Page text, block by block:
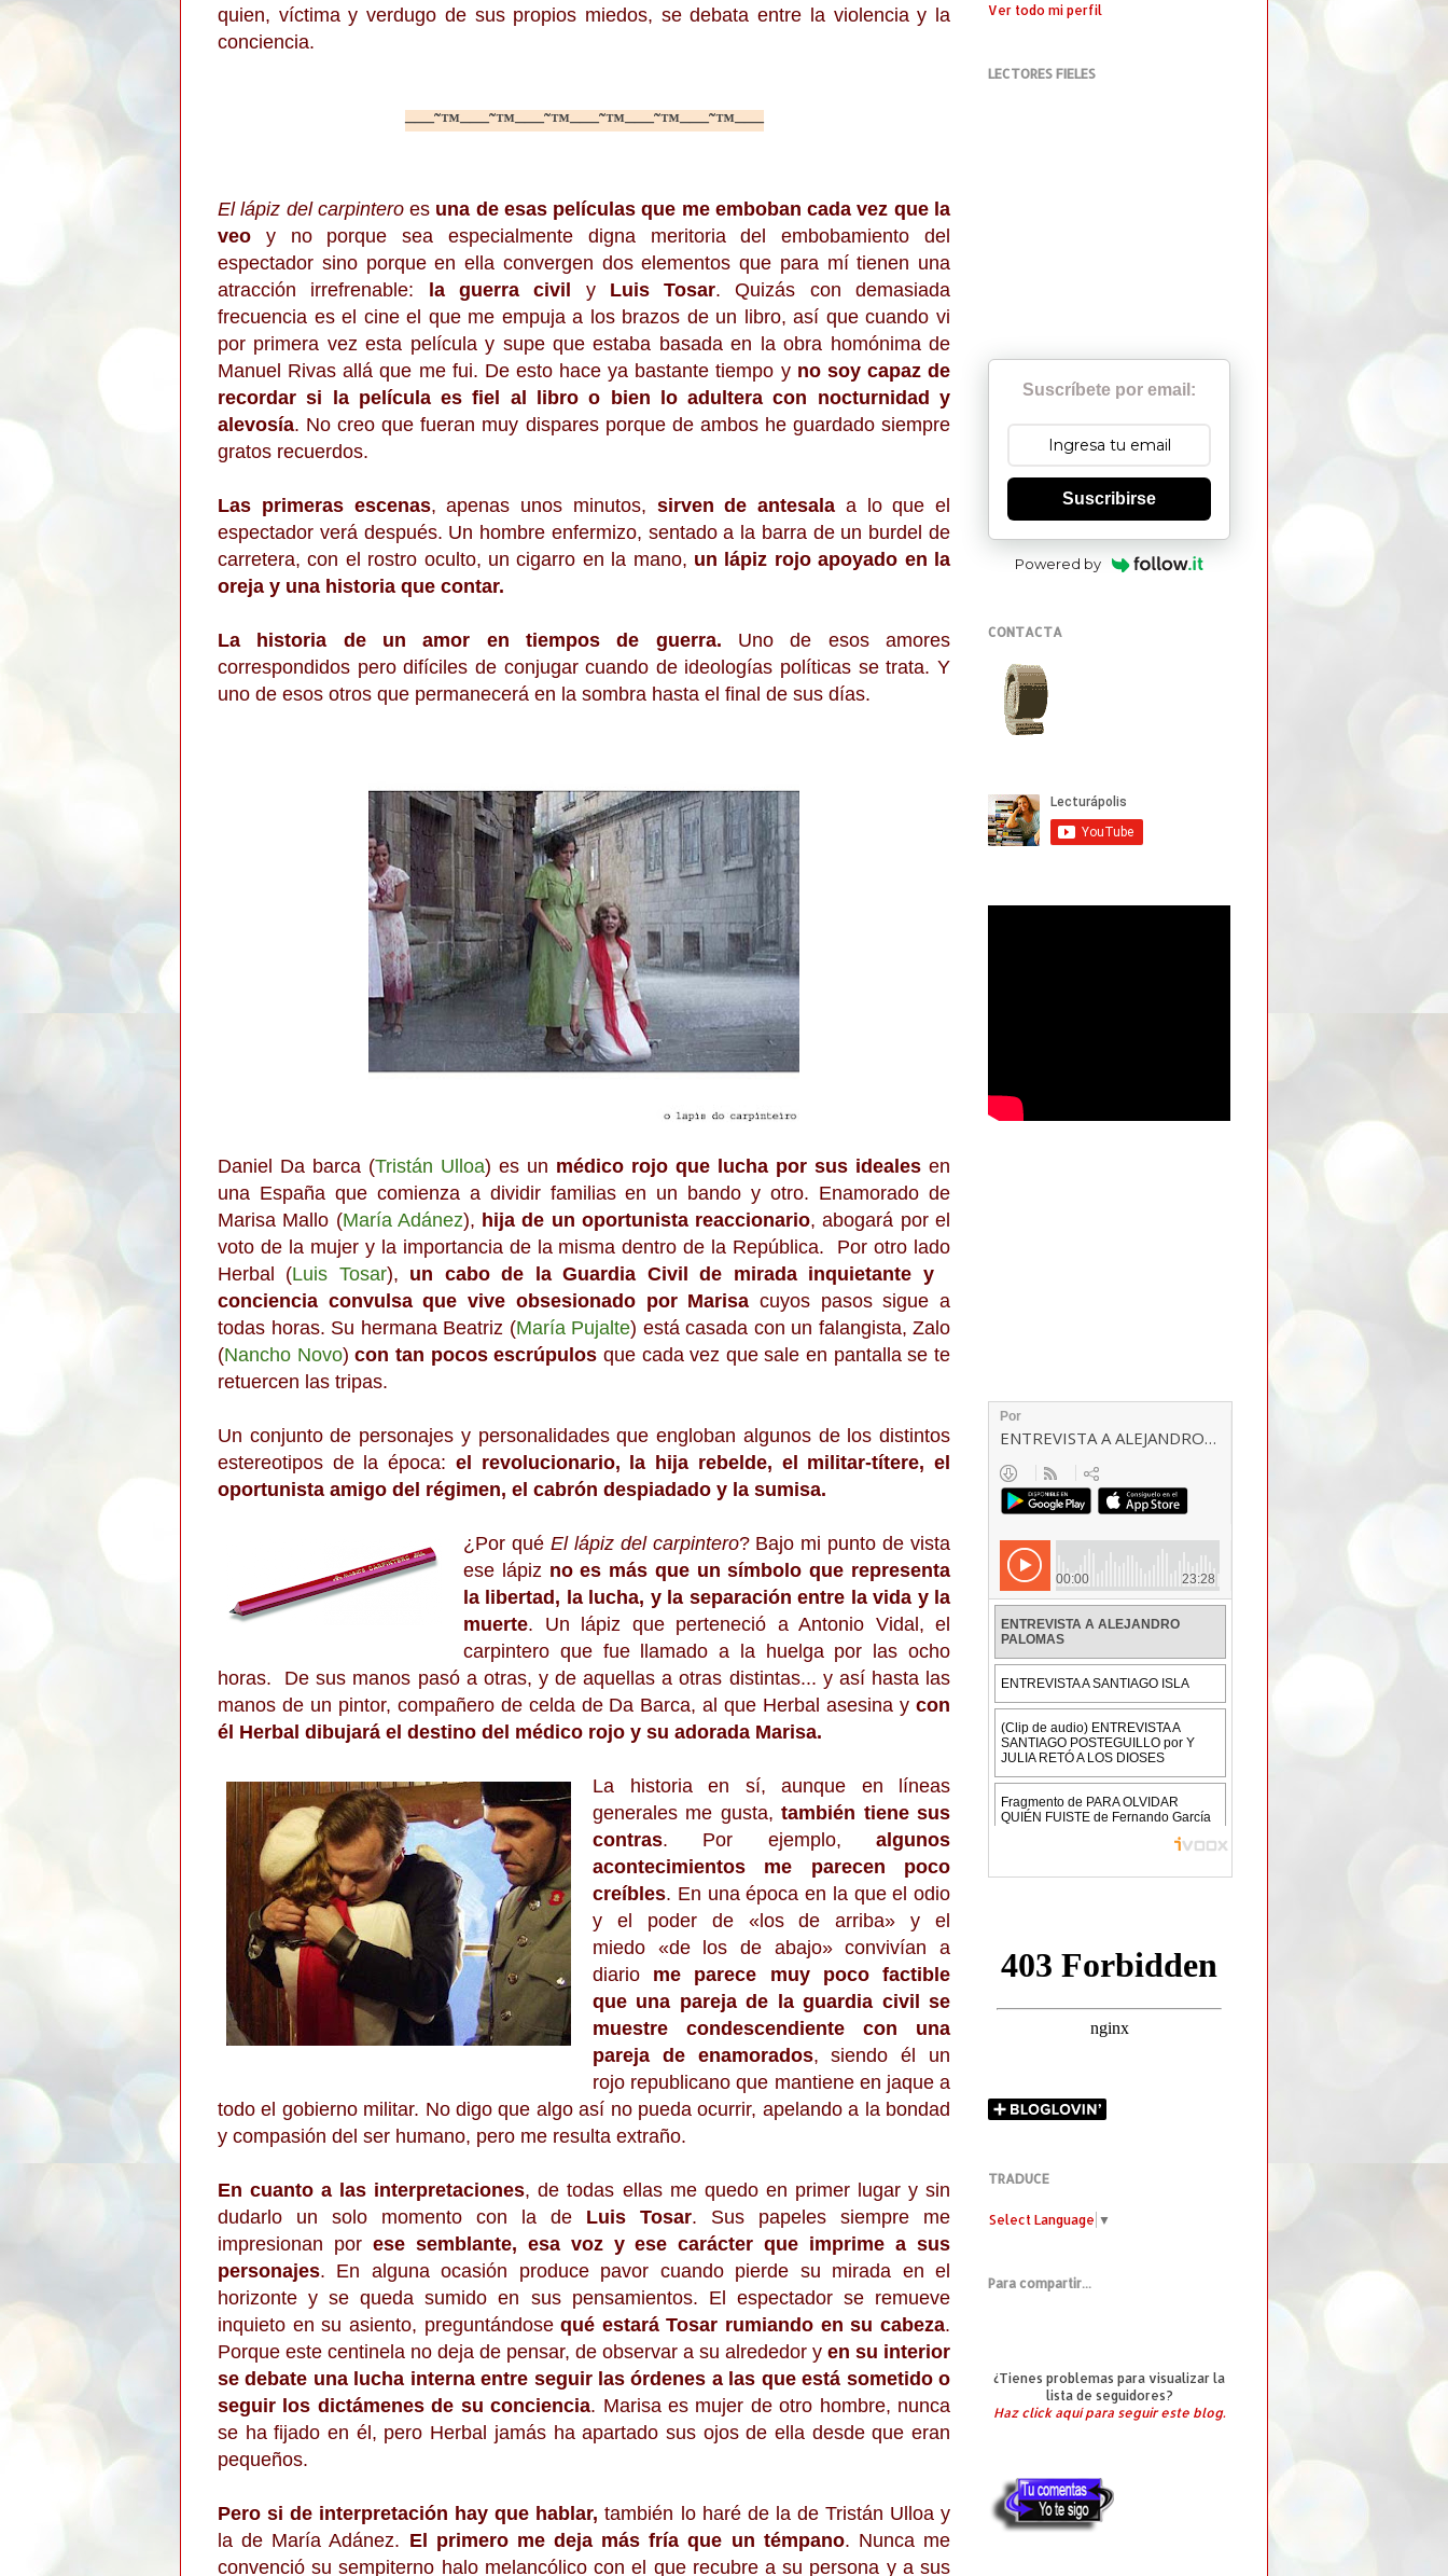
quien, víctima y verdugo de sus propios miedos, se debata entre la violencia y la
conciencia.
–—˜™–—˜™–—˜™–—˜™–—˜™–—˜™–—
El lápiz del carpinteroes una de esas películas que me emboban cada vez que la
veo y no porque sea especialmente digna meritoria del embobamiento del
espectador sino porque en ella convergen dos elementos que para mí tienen una
atracción irrefrenable: la guerra civil y Luis Tosar. Quizás con demasiada
frecuencia es el cine el que me empuja a los brazos de un libro, así que cuando vi
por primera vez esta película y supe que estaba basada en la obra homónima de
Manuel Rivas allá que me fui. De esto hace ya bastante tiempo y no soy capaz de
recordar si la película es fiel al libro o bien lo adultera con nocturnidad y
alevosía. No creo que fueran muy dispares porque de ambos he guardado siempre
gratos recuerdos.
Las primeras escenas, apenas unos minutos, sirven de antesala a lo que el
espectador verá después. Un hombre enfermizo, sentado a la barra de un burdel de
carretera, con el rostro oculto, un cigarro en la mano, un lápiz rojo apoyado en la
oreja y una historia que contar.
La historia de un amor en tiempos de guerra. Uno de esos amores
correspondidos pero difíciles de conjugar cuando de ideologías políticas se trata. Y
uno de esos otros que permanecerá en la sombra hasta el final de sus días.
Daniel Da barca (Tristán Ulloa) es un médico rojo que lucha por sus ideales en
una España que comienza a dividir familias en un bando y otro. Enamorado de
Marisa Mallo (María Adánez), hija de un oportunista reaccionario, abogará por el
voto de la mujer y la importancia de la misma dentro de la República. Por otro lado
Herbal (Luis Tosar), un cabo de la Guardia Civil de mirada inquietante y
conciencia convulsa que vive obsesionado por Marisa cuyos pasos sigue a
todas horas. Su hermana Beatriz (María Pujalte) está casada con un falangista, Zalo
(Nancho Novo)con tan pocos escrúpulos que cada vez que sale en pantalla se te
retuercen las tripas.
Un conjunto de personajes y personalidades que engloban algunos de los distintos
estereotipos de la época: el revolucionario, la hija rebelde, el militar-títere, el
oportunista amigo del régimen, el cabrón despiadado y la sumisa.
¿Por qué El lápiz del carpintero? Bajo mi punto de vista
ese lápiz no es más que un símbolo que representa
la libertad, la lucha, y la separación entre la vida y la
muerte. Un lápiz que perteneció a Antonio Vidal, el
carpintero que fue llamado a la huelga por las ocho
horas. De sus manos pasó a otras, y de aquellas a otras distintas... y así hasta las
manos de un pintor, compañero de celda de Da Barca, al que Herbal asesina y con
él Herbal dibujará el destino del médico rojo y su adorada Marisa.
La historia en sí, aunque en líneas
generales me gusta,también tiene sus
contras. Por ejemplo, algunos
acontecimientos me parecen poco
creíbles. En una época en la que el odio
y el poder de «los de arriba» y el
miedo «de los de abajo» convivían a
diario me parece muy poco factible
que una pareja de la guardia civil se
muestre condescendiente con una
pareja de enamorados, siendo él un
rojo republicano que mantiene en jaque a
todo el gobierno militar. No digo que algo así no pueda ocurrir, apelando a la bondad
y compasión del ser humano, pero me resulta extraño.
En cuanto a las interpretaciones, de todas ellas me quedo en primer lugar y sin
dudarlo un solo momento con la de Luis Tosar. Sus papeles siempre me
impresionan por ese semblante, esa voz y ese carácter que imprime a sus
personajes. En alguna ocasión produce pavor cuando pierde su mirada en el
horizonte y se queda sumido en sus pensamientos. El espectador se remueve
inquieto en su asiento, preguntándosequé estará Tosar rumiando en su cabeza.
Porque este centinela no deja de pensar, de observar a su alrededor y en su interior
se debate una lucha interna entre seguir las órdenes a las que está sometido o
seguir los dictámenes de su conciencia. Marisa es mujer de otro hombre, nunca
se ha fijado en él, pero Herbal jamás ha apartado sus ojos de ella desde que eran
pequeños.
Pero si de interpretación hay que hablar,también lo haré de la de Tristán Ulloa y
la de María Adánez. El primero me deja más fría que un témpano. Nunca me
convenció su sempiterno halo melancólico con el que recubre a su persona y a sus
Ver todo mi perfil
LECTORES FIELES
Suscríbete por email:
Suscribirse
Powered by
CONTACTA
TRADUCE
Select Language ▼
Para compartir...
¿Tienes problemas para visualizar la
lista de seguidores?
Haz click aquí para seguir este blog.